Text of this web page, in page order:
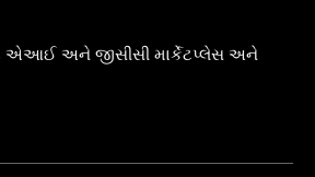
એઆઈ અને જીસીસી માર્કેટપ્લેસ અને